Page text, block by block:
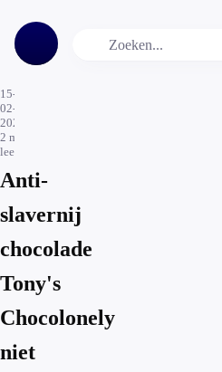
15-
02-
2021
2 min.
leestijd
Anti-
slavernij
chocolade
Tony's
Chocolonely
niet